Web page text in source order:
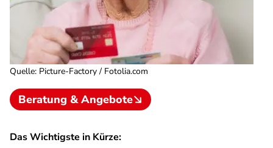
Quelle: Picture-Factory / Fotolia.com
Beratung & Angebote
Das Wichtigste in Kürze: